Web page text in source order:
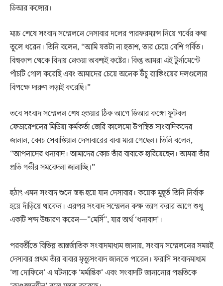
ডিআর কঙ্গোর।
ম্যাচ শেষে সংবাদ সম্মেলনে দেসাবার দলের পারফরম্যান্স নিয়ে গর্বের কথা
তুলে ধরেন। তিনি বলেন, “আমি যতটা না হতাশ, তার চেয়ে বেশি গর্বিত।
বিশ্বকাপ থেকে বিদায় নেওয়া অবশ্যই কষ্টের। কিন্তু আমরা এই টুর্নামেন্টে
পাঁচটি গোল করেছি এবং আমাদের চেয়ে অনেক উঁচু র‌্যাঙ্কিংয়ের দলগুলোর
বিপক্ষে দারুণ লড়াই করেছি।”
তবে সংবাদ সম্মেলন শেষ হওয়ার ঠিক আগে ডিআর কঙ্গো ফুটবল
ফেডারেশনের মিডিয়া কর্মকর্তা জেরি কালেমো উপস্থিত সাংবাদিকদের
জানান, কোচ সেবাস্তিয়ান দেসাবারের বাবা মারা গেছেন। তিনি বলেন,
“আপনাদের ধন্যবাদ। আমাদের কোচ তাঁর বাবাকে হারিয়েছেন। আমরা তাঁর
প্রতি গভীর সমবেদনা জানাচ্ছি।”
হঠাৎ এমন সংবাদ শুনে স্তব্ধ হয়ে যান দেসাবার। কয়েক মুহূর্ত তিনি নির্বাক
হয়ে দাঁড়িয়ে থাকেন। এরপর সংবাদ সম্মেলন কক্ষ ত্যাগ করার আগে শুধু
একটি শব্দ উচ্চারণ করেন—”মের্সি”, যার অর্থ ‘ধন্যবাদ’।
পরবর্তীতে বিভিন্ন আন্তর্জাতিক সংবাদমাধ্যম জানায়, সংবাদ সম্মেলনের সময়ই
দেসাবার প্রথম তাঁর বাবার মৃত্যুসংবাদ জানতে পারেন। ফরাসি সংবাদমাধ্যম
‘লা দোফিনে’ এ ঘটনাকে ‘মর্মান্তিক’ এবং সংবাদটি জানানোর পদ্ধতিকে